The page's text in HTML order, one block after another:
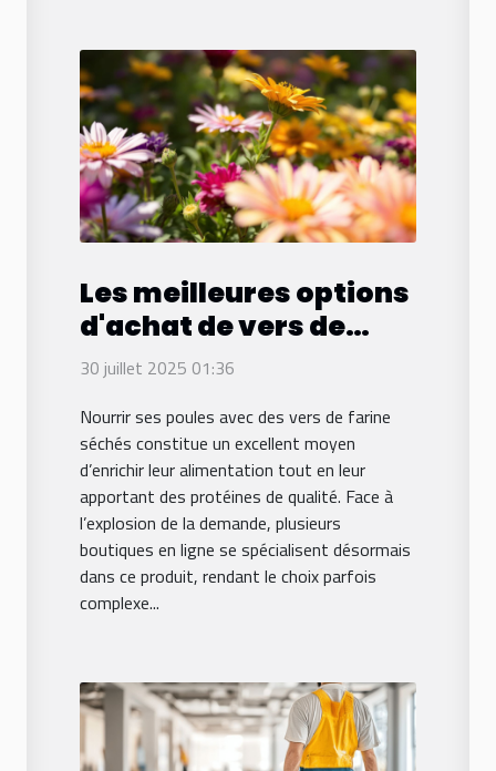
Les meilleures options
d'achat de vers de
farine séchés pour les
30 juillet 2025 01:36
Nourrir ses poules avec des vers de farine
séchés constitue un excellent moyen
d’enrichir leur alimentation tout en leur
apportant des protéines de qualité. Face à
l’explosion de la demande, plusieurs
boutiques en ligne se spécialisent désormais
dans ce produit, rendant le choix parfois
complexe...